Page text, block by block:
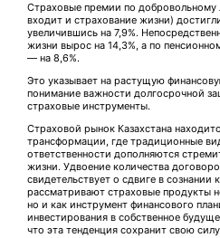
Страховые премии по добровольному
входит и страхование жизни)
увеличившись на 7,9%.
жизни вырос на 14,3%, а по
— на 8,6%.
Это указывает на растущую
понимание важности долгосрочной
страховые инструменты.
Страховой рынок Казахстана
трансформации, где традиционные
ответственности дополняются
жизни. Удвоение количества
свидетельствует о сдвиге в сознании
рассматривают страховые продукты
но и как инструмент финансового
инвестирования в собственное
что эта тенденция сохранит свою